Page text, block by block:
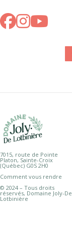
7015, route de Pointe
Platon, Sainte-Croix
(Québec) G0S 2H0
Comment vous rendre
© 2024 – Tous droits
réservés, Domaine Joly-De
Lotbinière